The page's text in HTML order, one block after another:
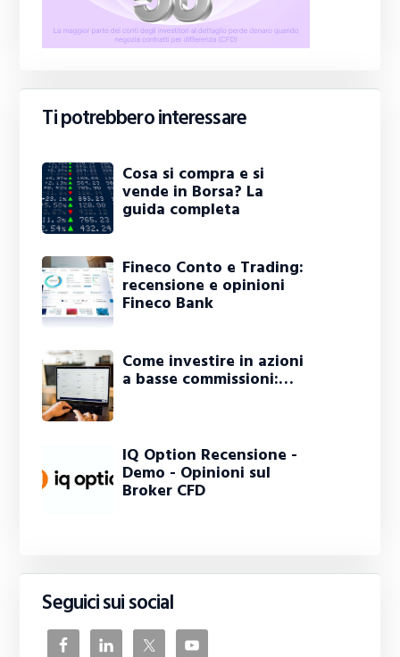
Ti potrebbero interessare
Cosa si compra e si
vende in Borsa? La
guida completa
Fineco Conto e Trading:
recensione e opinioni
Fineco Bank
Come investire in azioni
a basse commissioni:…
IQ Option Recensione -
Demo - Opinioni sul
Broker CFD
Seguici sui social